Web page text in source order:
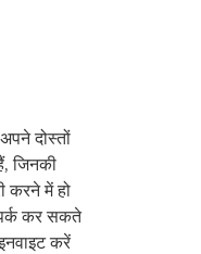
दोस्तों
जिनकी
करने में हो
कर सकते
करें